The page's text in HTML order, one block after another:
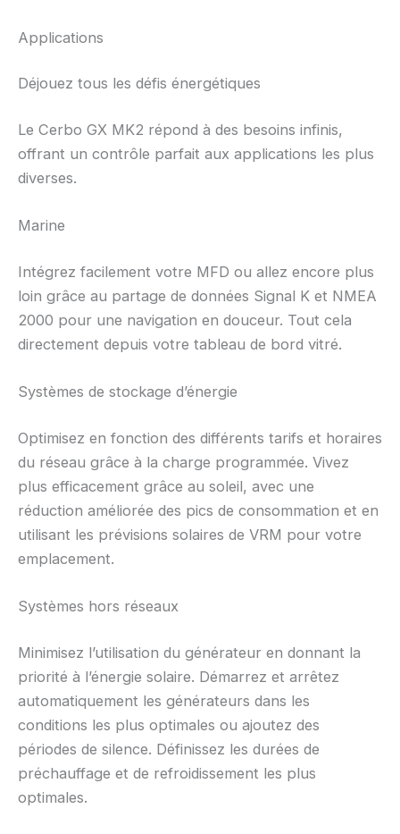
Applications
Déjouez tous les défis énergétiques
Le Cerbo GX MK2 répond à des besoins infinis,
offrant un contrôle parfait aux applications les plus
diverses.
Marine
Intégrez facilement votre MFD ou allez encore plus
loin grâce au partage de données Signal K et NMEA
2000 pour une navigation en douceur. Tout cela
directement depuis votre tableau de bord vitré.
Systèmes de stockage d’énergie
Optimisez en fonction des différents tarifs et horaires
du réseau grâce à la charge programmée. Vivez
plus efficacement grâce au soleil, avec une
réduction améliorée des pics de consommation et en
utilisant les prévisions solaires de VRM pour votre
emplacement.
Systèmes hors réseaux
Minimisez l’utilisation du générateur en donnant la
priorité à l’énergie solaire. Démarrez et arrêtez
automatiquement les générateurs dans les
conditions les plus optimales ou ajoutez des
périodes de silence. Définissez les durées de
préchauffage et de refroidissement les plus
optimales.